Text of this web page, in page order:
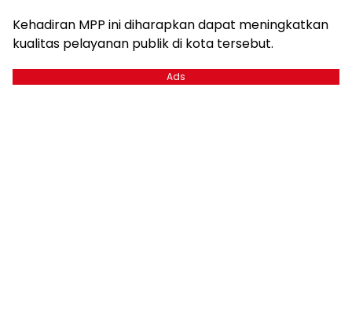
Kehadiran MPP ini diharapkan dapat meningkatkan
kualitas pelayanan publik di kota tersebut.
Ads